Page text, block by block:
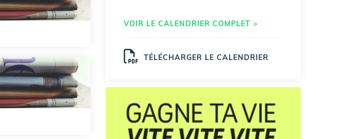
VOIR LE CALENDRIER COMPLET >
TÉLÉCHARGER LE CALENDRIER